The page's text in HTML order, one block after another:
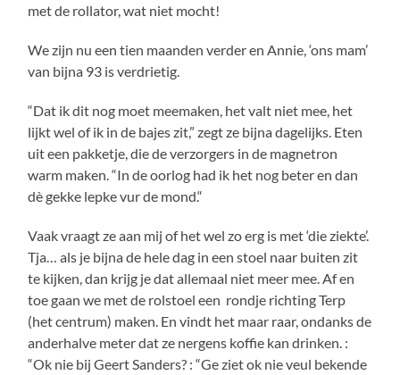
met de rollator, wat niet mocht!
We zijn nu een tien maanden verder en Annie, ‘ons mam’
van bijna 93 is verdrietig.
“Dat ik dit nog moet meemaken, het valt niet mee, het
lijkt wel of ik in de bajes zit,” zegt ze bijna dagelijks. Eten
uit een pakketje, die de verzorgers in de magnetron
warm maken. “In de oorlog had ik het nog beter en dan
dè gekke lepke vur de mond.“
Vaak vraagt ze aan mij of het wel zo erg is met ‘die ziekte’.
Tja… als je bijna de hele dag in een stoel naar buiten zit
te kijken, dan krijg je dat allemaal niet meer mee. Af en
toe gaan we met de rolstoel een rondje richting Terp
(het centrum) maken. En vindt het maar raar, ondanks de
anderhalve meter dat ze nergens koffie kan drinken. :
“Ok nie bij Geert Sanders? : “Ge ziet ok nie veul bekende